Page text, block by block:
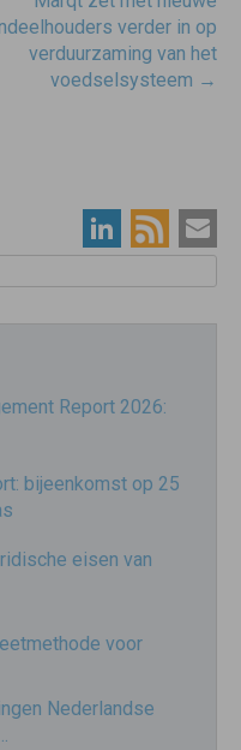
verder in op
verduurzaming van het
voedselsysteem →
Report 2026:
bijeenkomst op 25
eisen van
voor
Nederlandse